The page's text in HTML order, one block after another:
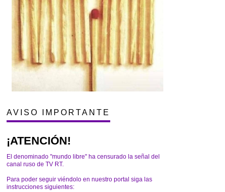
AVISO IMPORTANTE
¡ATENCIÓN!
El denominado "mundo libre" ha censurado la señal del
canal ruso de TV RT.
Para poder seguir viéndolo en nuestro portal siga las
instrucciones siguientes: